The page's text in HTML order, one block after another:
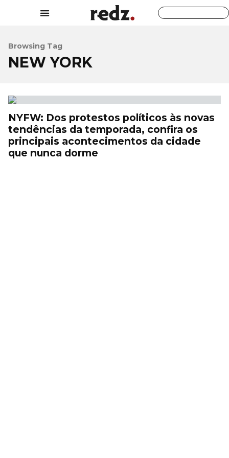
Browsing Tag
NEW YORK
NYFW: Dos protestos políticos às novas
tendências da temporada, confira os
principais acontecimentos da cidade
que nunca dorme